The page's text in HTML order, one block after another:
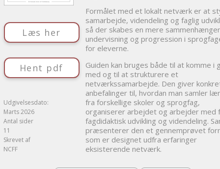
Læs her
Hent pdf
Udgivelsesdato:
Marts 2026
Antal sider
11
Skrevet af
NCFF
Formålet med et lokalt netværk er at
samarbejde, videndeling og faglig
så der skabes en mere
undervisning og progression i
for eleverne.
Guiden kan bruges både til at komme i
med og til at strukturere et
netværkssamarbejde. Den giver
anbefalinger til, hvordan man samler
fra forskellige skoler og sprogfag,
organiserer arbejdet og arbejder med
fagdidaktisk udvikling og videndeling.
præsenterer den et gennemprøvet
som er designet udfra erfaringer
eksisterende netværk.